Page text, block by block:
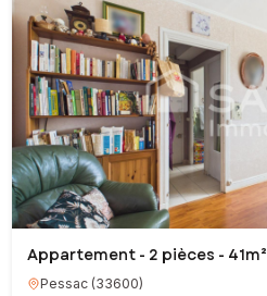
Appartement - 2 pièces - 41m²
Pessac(33600)